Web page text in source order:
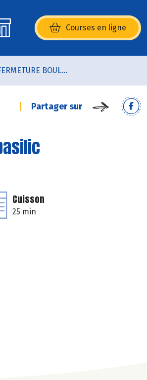
Courses en ligne
(s’ouvre dans une nouvelle
FERMETURE BOULANGERIE JUSQU'AU 19 AOUT 2026
Partager sur
Cuisson
25 min